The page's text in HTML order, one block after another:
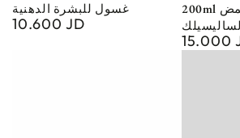
غسول للبشرة الدهنية
Regular
10.600 JD
200ml غسول الوجه بحمض
Regular
15.000